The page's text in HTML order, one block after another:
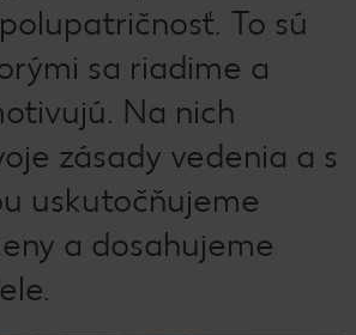
To sú
sa riadime a
Na nich
zásady vedenia a s
uskutočňujeme
a dosahujeme